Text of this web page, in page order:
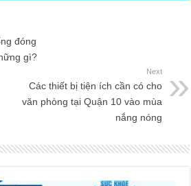
đóng
gì?
Next
Các thiết bị tiện ích cần có cho
văn phòng tại Quận 10 vào mùa
nắng nóng